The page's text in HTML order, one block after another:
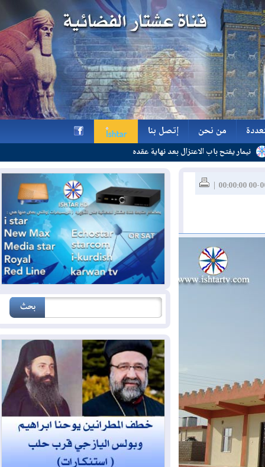
من نحن
من نحن
إتصل بنا
إتصل بناالاعتزال بعد نهاية عقده
h